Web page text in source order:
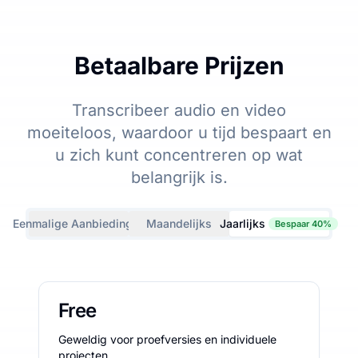
Betaalbare Prijzen
Transcribeer audio en video
moeiteloos, waardoor u tijd bespaart en
u zich kunt concentreren op wat
belangrijk is.
Eenmalige Aanbiedingen Maandelijks Jaarlijks Bespaar 40%
Free
Geweldig voor proefversies en individuele
projecten.